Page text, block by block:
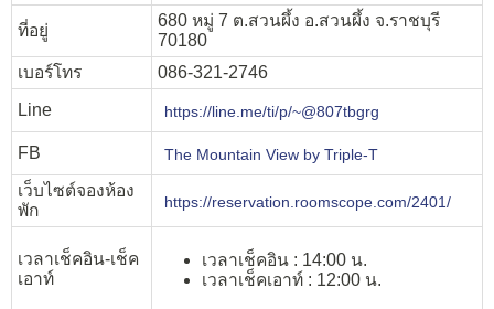
ที่อยู่
680 หมู่ 7 ต.สวนผึ้ง อ.สวนผึ้ง จ.ราชบุรี
70180
เบอร์โทร
086-321-2746
Line
https://line.me/ti/p/~@807tbgrg
FB The Mountain View by Triple-T
เว็บไซต์จองห้อง
พัก
https://reservation.roomscope.com/2401/
เวลาเช็คอิน-เช็ค
เอาท์
เวลาเช็คอิน : 14:00 น.
เวลาเช็คเอาท์ : 12:00 น.